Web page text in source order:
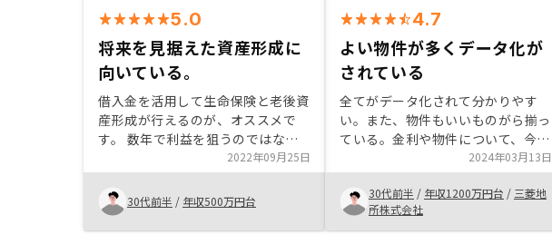
5.0
将来を見据えた資産形成に
向いている。
借入金を活用して生命保険と老後資
産形成が行えるのが、オススメで
す。 数年で利益を狙うのではなく
20から30年先を見据えた投資が出
来ます。 他人資本である銀行から
の借入金と賃料の2つを有効活用し
ながら将来の資産形成が出来る。契
約に関して手間がかかるのと借入金
2022年09月25日
30代前半 / 年収500万円台
4.7
よい物件が多くデータ化が
されている
全てがデータ化されて分かりやす
い。また、物件もいいものがら揃っ
ている。金利や物件について、今回
の購入ではこだわりをもって選んだ
が、そもそも要求する水準で提案で
きるのがGAさんと他数社しかなか
った。また、担当者のフットワーク
が軽く分業化されて体制が厚いのも
2024年03月13日
30代前半 / 年収1200万円台 / 三菱地
所株式会社